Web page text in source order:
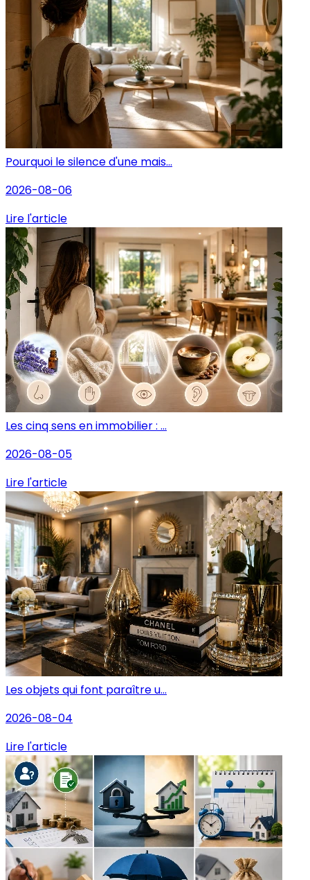
Pourquoi le silence d'une mais...
2026-08-06
Lire l'article
Les cinq sens en immobilier : ...
2026-08-05
Lire l'article
Les objets qui font paraître u...
2026-08-04
Lire l'article